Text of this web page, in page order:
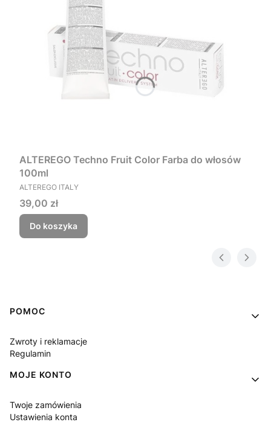
ALTEREGO Techno Fruit Color Farba do włosów
100ml
PRODUCENT
ALTEREGO ITALY
Cena
39,00 zł
Do koszyka
Linki w stopce
POMOC
Zwroty i reklamacje
Regulamin
MOJE KONTO
Twoje zamówienia
Ustawienia konta